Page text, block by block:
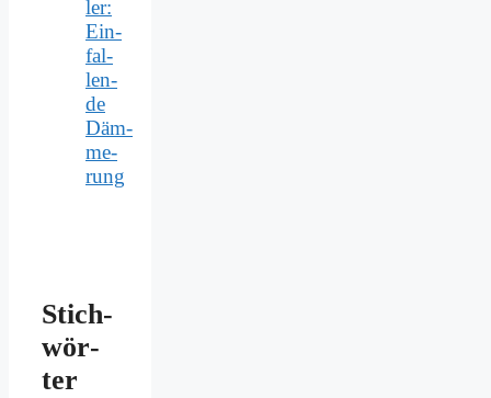
ler:
Ein­
fal­
len­
de
Däm­
me­
rung
Stich­
wör­
ter